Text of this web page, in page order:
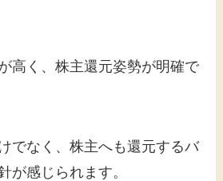
高く、株主還元姿勢が明確で
でなく、株主へも還元するバ
が感じられます。